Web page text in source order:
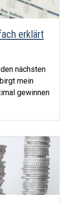
erklärt
nächsten
mein
gewinnen